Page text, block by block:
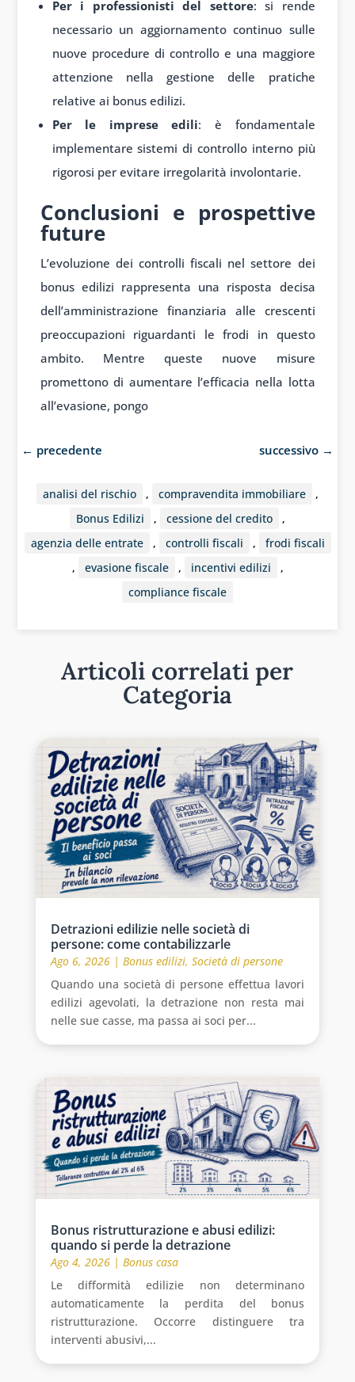
Per i professionisti del settore: si rende
necessario un aggiornamento continuo sulle
nuove procedure di controllo e una maggiore
attenzione nella gestione delle pratiche
relative ai bonus edilizi.
Per le imprese edili: è fondamentale
implementare sistemi di controllo interno più
rigorosi per evitare irregolarità involontarie.
Conclusioni e prospettive
future
L’evoluzione dei controlli fiscali nel settore dei
bonus edilizi rappresenta una risposta decisa
dell’amministrazione finanziaria alle crescenti
preoccupazioni riguardanti le frodi in questo
ambito. Mentre queste nuove misure
promettono di aumentare l’efficacia nella lotta
all’evasione, pongo
← precedente successivo →
analisi del rischio , compravendita immobiliare
,
Bonus Edilizi
, cessione del credito
,
agenzia delle entrate
, controlli fiscali ,
frodi fiscali
,
evasione fiscale , incentivi edilizi
,
compliance fiscale
Articoli correlati per
Categoria
Detrazioni edilizie nelle società di
persone: come contabilizzarle
Ago 6, 2026| Bonus edilizi, Società di persone
Quando una società di persone effettua lavori
edilizi agevolati, la detrazione non resta mai
nelle sue casse, ma passa ai soci per...
Bonus ristrutturazione e abusi edilizi:
quando si perde la detrazione
Ago 4, 2026| Bonus casa
Le difformità edilizie non determinano
automaticamente la perdita del bonus
ristrutturazione. Occorre distinguere tra
interventi abusivi,...